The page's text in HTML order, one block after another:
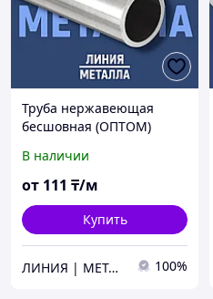
Труба нержавеющая
бесшовная (ОПТОМ)
В наличии
от 111 ₸/м
Купить
ЛИНИЯ | МЕТАЛЛА 100%